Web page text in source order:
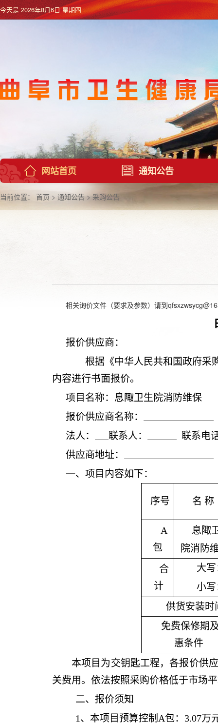
今天是2026年8月6日 星期四
网站首页 通知公告
当前位置： 首页 > 通知公告> 采购公告
相关询价文件（要求及参数）请到
报价供应商：
根据《中华人民共和国政府采
内容进行书面报价。
项目名称： 息陬卫生院消防维保
报价供应商名称：
法人：
联系人：
联系电
供应商地址：
一、项目内容如下：
序号 名 称
A
包
息陬
院消防
合
计
大
小写
供货安装时
免费保修期
惠条件
本项目为交钥匙工程，各报价供
关费用。依法按照采购价格低于市场
二、报价须知
1、本项目预算控制 A包：3.07万